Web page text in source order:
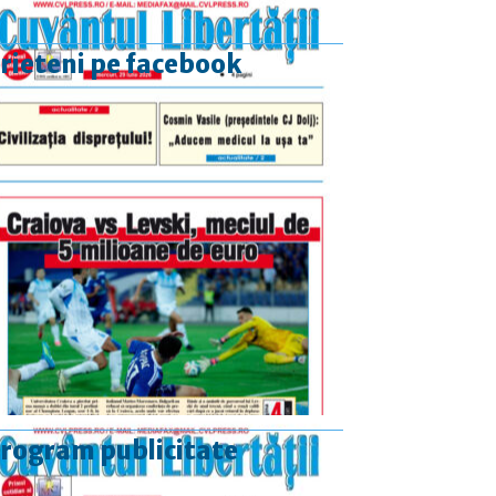
pe facebook
publicitate